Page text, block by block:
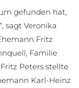
gefunden hat,
sagt Veronika
Fritz
Familie
Peters stellte
Karl-Heinz